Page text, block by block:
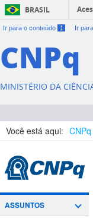
BRASIL
Ir para o conteúdo 1 Ir
CNPq
MINISTÉRIO DA
Você está aqui: CNPq
ASSUNTOS